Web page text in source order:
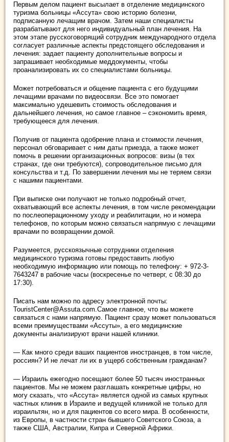
Первым делом пациент высылает в отделение медицинского
туризма больницы «Ассута» свою историю болезни,
подписанную лечащим врачом. Затем наши специалисты
разрабатывают для него индивидуальный план лечения. На
этом этапе русскоговорящий сотрудник международного отдела
согласует различные аспекты предстоящего обследования и
лечения: задает пациенту дополнительные вопросы и
запрашивает необходимые меддокументы, чтобы
проанализировать их со специалистами больницы.
Может потребоваться и общение пациента с его будущими
лечащими врачами по видеосвязи. Все это помогает
максимально удешевить стоимость обследования и
дальнейшего лечения, но самое главное – сэкономить время,
требующееся для лечения.
Получив от пациента одобрение плана и стоимости лечения,
персонал обговаривает с ним даты приезда, а также может
помочь в решении организационных вопросов: визы (в тех
странах, где они требуются), сопроводительное письмо для
консульства и т.д. По завершении лечения мы не теряем связи
с нашими пациентами.
При выписке они получают не только подробный отчет,
охватывающий все аспекты лечения, в том числе рекомендации
по послеоперационному уходу и реабилитации, но и номера
телефонов, по которым можно связаться напрямую с лечащими
врачами по возвращении домой.
Разумеется, русскоязычные сотрудники отделения
медицинского туризма готовы предоставить любую
необходимую информацию или помощь по телефону: + 972-3-
7643247 в рабочие часы (воскресенье по четверг, с 08:30 до
17:30).
Писать нам можно по адресу электронной почты:
TouristCenter@Assuta.com.Самое главное, что вы можете
связаться с нами напрямую. Пациент сразу может пользоваться
всеми преимуществами «Ассуты», а его медицинские
документы анализируют врачи нашей клиники.
— Как много среди ваших пациентов иностранцев, в том числе,
россиян? И не лечат ли их в ущерб собственным гражданам?
— Израиль ежегодно посещают более 50 тысяч иностранных
пациентов. Мы не можем разглашать конкретные цифры, но
могу сказать, что «Ассута» является одной из самых крупных
частных клиник в Израиле и ведущей клиникой не только для
израильтян, но и для пациентов со всего мира. В особенности,
из Европы, в частности стран бывшего Советского Союза, а
также США, Австралии, Кипра и Северной Африки.